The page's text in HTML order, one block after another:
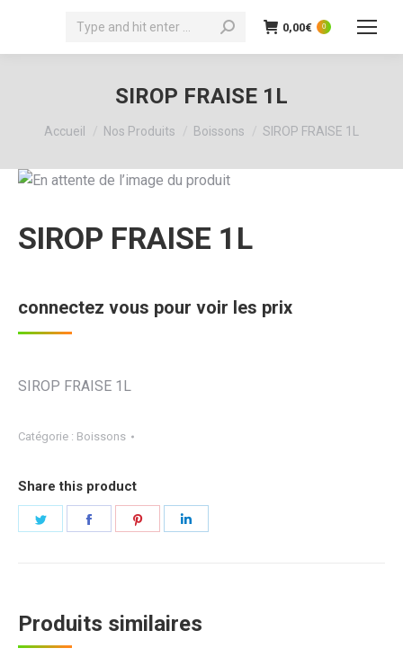
Recherche
0,00€ 0
SIROP FRAISE 1L
Vous êtes ici :
Accueil Nos Produits Boissons SIROP FRAISE 1L
SIROP FRAISE 1L
connectez vous pour voir les prix
SIROP FRAISE 1L
Catégorie : Boissons
Share this product
Partager
Partager Partager
Produits similaires